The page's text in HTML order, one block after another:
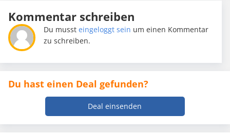
Kommentar schreiben
Du mussteingeloggt sein um einen Kommentar
zu schreiben.
Du hast einen Deal gefunden?
Deal einsenden